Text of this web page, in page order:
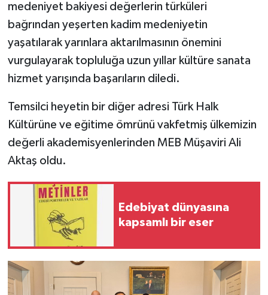
medeniyet bakiyesi değerlerin türküleri
bağrından yeşerten kadim medeniyetin
yaşatılarak yarınlara aktarılmasının önemini
vurgulayarak topluluğa uzun yıllar kültüre sanata
hizmet yarışında başarıların diledi.
Temsilci heyetin bir diğer adresi Türk Halk
Kültürüne ve eğitime ömrünü vakfetmiş ülkemizin
değerli akademisyenlerinden MEB Müşaviri Ali
Aktaş oldu.
Edebiyat dünyasına
kapsamlı bir eser